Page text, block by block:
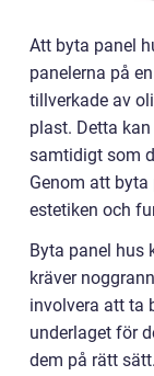
Att byta panel
panelerna på
tillverkade av
plast. Detta
samtidigt som
Genom att
estetiken och
Byta panel hus
kräver
involvera att ta
underlaget för
dem på rätt